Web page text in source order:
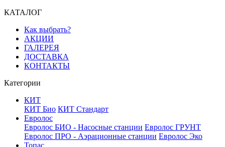
КАТАЛОГ
Как выбрать?
АКЦИИ
ГАЛЕРЕЯ
ДОСТАВКА
КОНТАКТЫ
Категории
КИТ
КИТ Био КИТ Стандарт
Евролос
Евролос БИО - Насосные станции Евролос ГРУНТ
Евролос ПРО - Аэрационные станции Евролос Эко
Топас